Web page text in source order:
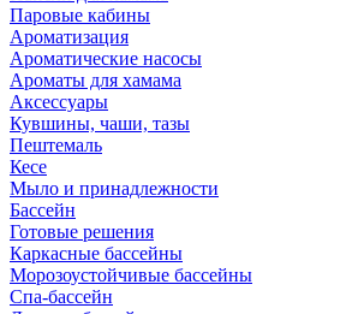
Паровые кабины
Ароматизация
Ароматические насосы
Ароматы для хамама
Аксессуары
Кувшины, чаши, тазы
Пештемаль
Кесе
Мыло и принадлежности
Бассейн
Готовые решения
Каркасные бассейны
Морозоустойчивые бассейны
Спа-бассейн